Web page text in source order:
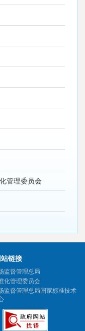
管理委员会
链接
监督管理总局
化管理委员会
监督管理总局国家标准技术